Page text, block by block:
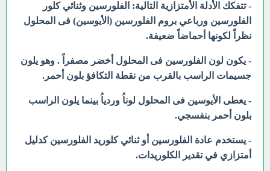
- تتفكك الأدلة الأمتزازية التالية: الفلورسين وثنائي كلور
الفلورسين ورباعي بروم الفلورسين (الأيوسين) فى المحلول
نظراً لكونها أحماضاً ضعيفة.
- يكون لون الفلورسين فى المحلول أخضر مصفراً . وهو يلون
جسيمات الراسب بالقرب من نقطة التكافؤ بلون أحمر.
- يعطى الأيوسين فى المحلول لوناُ وردياُ بينما يلون الراسب
بلون أحمر بنفسجي.
- يستخدم عادة الفلورسين أو ثنائي كلوريد الفلورسين كدليل
أمتزازي في تقدير الكلوريدات.